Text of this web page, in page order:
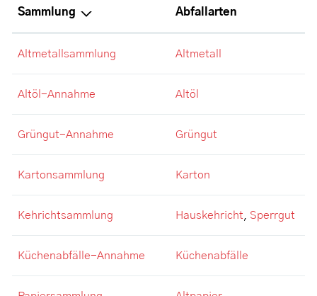
Sammlung Abfallarten
Altmetallsammlung Altmetall
Altöl-Annahme Altöl
Grüngut-Annahme Grüngut
Kartonsammlung Karton
Kehrichtsammlung Hauskehricht, Sperrgut
Küchenabfälle-Annahme Küchenabfälle